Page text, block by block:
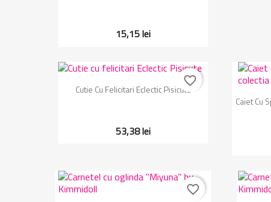
15,15 lei
 Vizualizare rapida
Cutie Cu Felicitari Eclectic Pisicute
53,38 lei
favorite_border
Caiet Cu
favorite_border